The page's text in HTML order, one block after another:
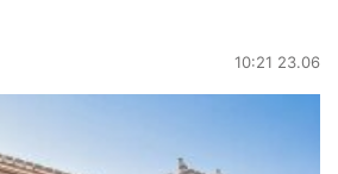
10:21 23.06